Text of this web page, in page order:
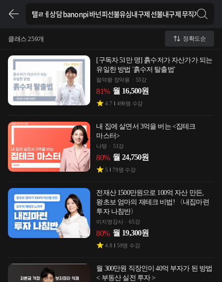
클래스 259개 정확도순
[구독자 51만 명] 흙수저가 자산가가 되는
유일한 방법 '흙수저 탈출법'
절약왕 정약용 53강
81% 월 16,500원
4.7 496명 수강
내 집에 살면서 3억을 버는 <집테크
마스터>
나땅 51강
80% 월 24,750원
5 79명 수강
전재산 1500만원으로 100억 자산 만든,
왕초보 엄마의 재테크 비법! 〈내집마련
투자 나침반〉
이지영강사 65강
80% 월 19,300원
4.8 59명 수강
월 300만원 직장인이 40억 부자가 된 방법
< 부동산 실전 투자 >